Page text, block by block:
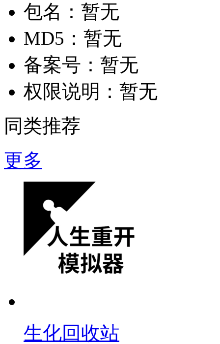
包名： 暂无
MD5： 暂无
备案号： 暂无
权限说明： 暂无
同类推荐
更多
生化回收站